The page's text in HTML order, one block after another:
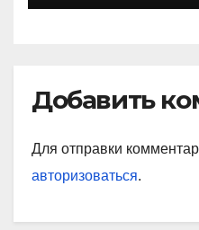
Добавить
Для отправки
авторизоваться.